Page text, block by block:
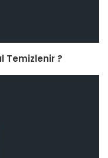
Temizlenir ?